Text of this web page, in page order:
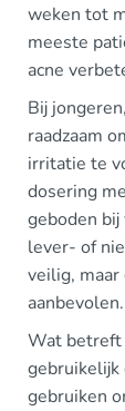
weken tot
meeste
acne
Bij
raadzaam
irritatie te
dosering
geboden
lever- of
veilig,
aanbevolen.
Wat betreft
gebruikelijk
gebruiken